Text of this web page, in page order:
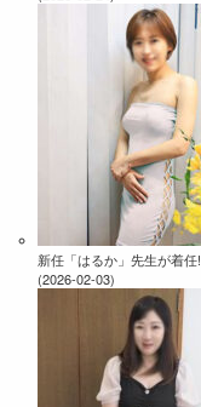
新任「はるか」先生が着任!
(2026-02-03)